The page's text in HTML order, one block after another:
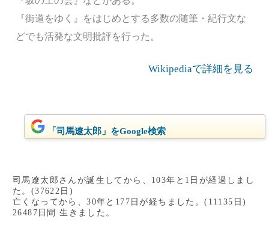
『街道をゆく』をはじめとする多数の随筆・紀行文な
どでも活発な文明批評を行った。
Wikipediaで詳細を見る
「司馬遼太郎」をGoogle検索
司馬遼太郎さんが誕生してから、103年と1日が経過しまし
た。(37622日)
亡くなってから、30年と177日が経ちました。(11135日)
26487日間 生きました。